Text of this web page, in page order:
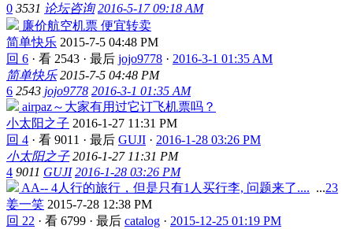
0 3531 论坛咨询 2016-5-17 09:18 AM
廉价航空机票 便宜转卖
简单快乐 2015-7-5 04:48 PM
回 6 · 看 2543 · 最后 jojo9778 · 2016-3-1 01:35 AM
简单快乐 2015-7-5 04:48 PM
6 2543 jojo9778 2016-3-1 01:35 AM
airpaz～大家有用过它订飞机票吗？
小太阳之子 2016-1-27 11:31 PM
回 4 · 看 9011 · 最后 GUJI · 2016-1-28 03:26 PM
小太阳之子 2016-1-27 11:31 PM
4 9011 GUJI 2016-1-28 03:26 PM
AA-- 4人行的旅行，但是只有1人买行李, 问题来了.... ...23
姜一笑 2015-7-28 12:38 PM
回 22 · 看 6799 · 最后 catalog · 2015-12-25 01:19 PM